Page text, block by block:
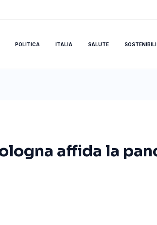
POLITICA ITALIA SALUTE
affida la